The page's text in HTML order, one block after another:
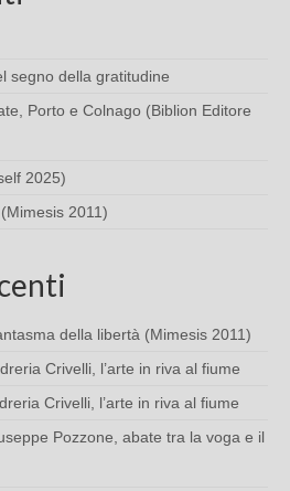
segno della gratitudine
Porto e Colnago (Biblion Editore
2025)
2011)
della libertà (Mimesis 2011)
Crivelli, l’arte in riva al fiume
Crivelli, l’arte in riva al fiume
Pozzone, abate tra la voga e il